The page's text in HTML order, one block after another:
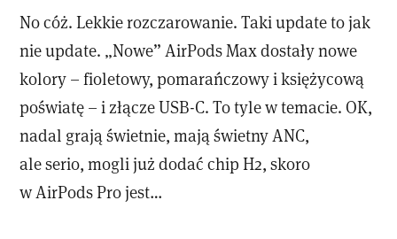
No cóż. Lekkie rozczarowanie. Taki update to jak
nie update. „Nowe” AirPods Max dostały nowe
kolory – fioletowy, pomarańczowy i księżycową
poświatę – i złącze USB-C. To tyle w temacie. OK,
nadal grają świetnie, mają świetny ANC,
ale serio, mogli już dodać chip H2, skoro
w AirPods Pro jest…